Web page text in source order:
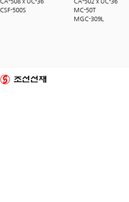
CSF-500S
MC-50T
MGC-309L